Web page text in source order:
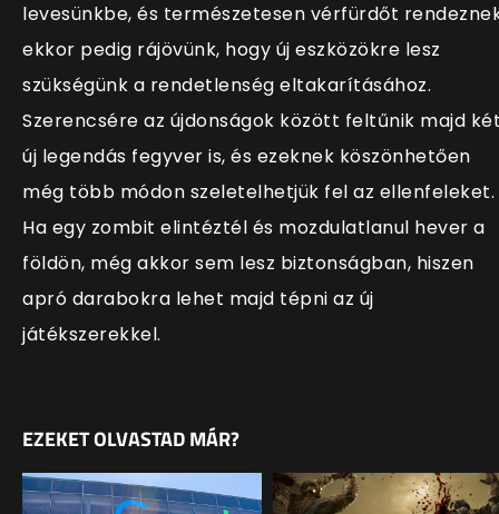
levesünkbe, és természetesen vérfürdőt
ekkor pedig rájövünk, hogy új eszközökre lesz
szükségünk a rendetlenség eltakarításához.
Szerencsére az újdonságok között feltűnik majd
új legendás fegyver is, és ezeknek köszönhetően
még több módon szeletelhetjük fel az ellenfeleket.
Ha egy zombit elintéztél és mozdulatlanul hever a
földön, még akkor sem lesz biztonságban, hiszen
apró darabokra lehet majd tépni az új
játékszerekkel.
EZEKET OLVASTAD MÁR?